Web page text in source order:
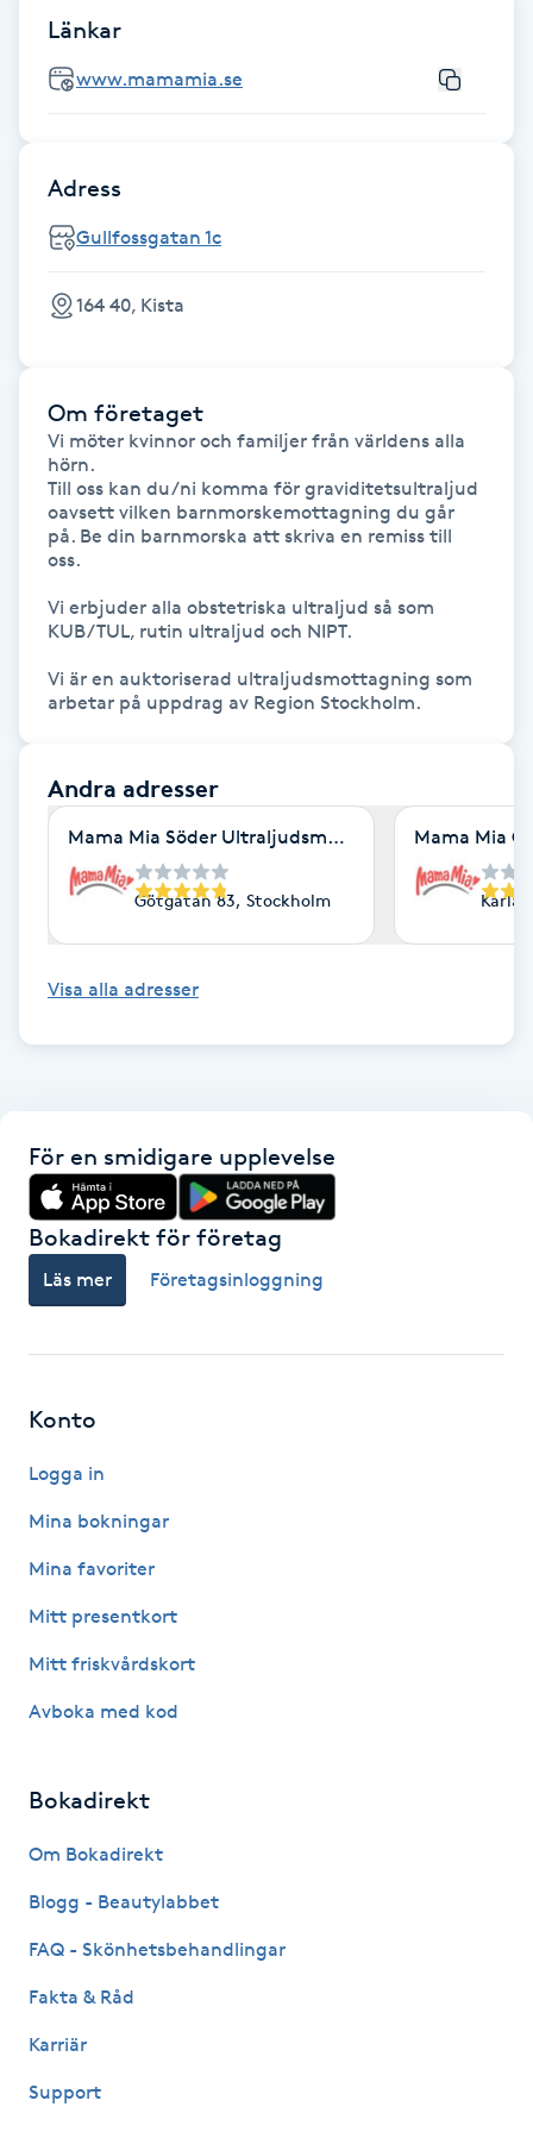
Face framing
Fet hårbotten
Fettreducering
Fibromassage
Fillers
Fotmassage
Fotsvamp
Fotvård
Fransar
Fransfärgning
Fransförlängning
Fransrengöring
Frekvensterapi
Friskvård
Friskvårdsmassage
Frisör
Funktionsanalys
Föning
G
Gel naglar
Gellack
Gellack med förstärkning
Gravidmassage
Gravidyoga
Länkar
www.mamamia.se
Adress
Gullfossgatan 1c
164 40, Kista
Om företaget
Vi möter kvinnor och familjer från världens alla
hörn.
Till oss kan du/ni komma för graviditetsultraljud
oavsett vilken barnmorskemottagning du går
på. Be din barnmorska att skriva en remiss till
oss.
Vi erbjuder alla obstetriska ultraljud så som
KUB/TUL, rutin ultraljud och NIPT.
Vi är en auktoriserad ultraljudsmottagning som
arbetar på uppdrag av Region Stockholm.
Andra adresser
Mama Mia Söder Ultraljudsmottagning
Götgatan 83, Stockholm
Mama Mia
Visa alla adresser
För en smidigare upplevelse
Bokadirekt för företag
Läs mer Företagsinloggning
Konto
Logga in
Mina bokningar
Mina favoriter
Mitt presentkort
Mitt friskvårdskort
Avboka med kod
Bokadirekt
Om Bokadirekt
Blogg - Beautylabbet
FAQ - Skönhetsbehandlingar
Fakta & Råd
Karriär
Support